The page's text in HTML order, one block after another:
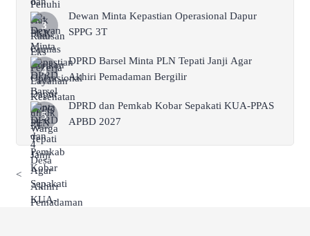
Dewan Minta Kepastian Operasional Dapur
SPPG 3T
DPRD Barsel Minta PLN Tepati Janji Agar
Akhiri Pemadaman Bergilir
DPRD dan Pemkab Kobar Sepakati KUA-PPAS
APBD 2027
<